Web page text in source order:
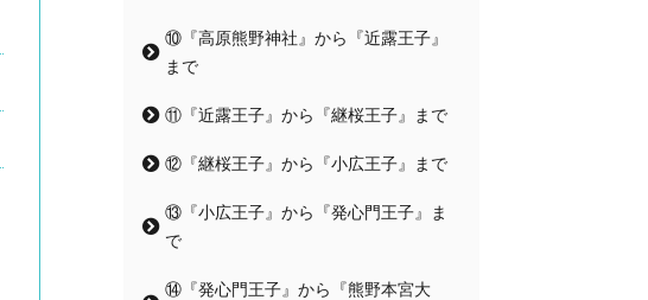
⑩『高原熊野神社』から『近露王子』
まで
⑪『近露王子』から『継桜王子』まで
⑫『継桜王子』から『小広王子』まで
⑬『小広王子』から『発心門王子』ま
で
⑭『発心門王子』から『熊野本宮大